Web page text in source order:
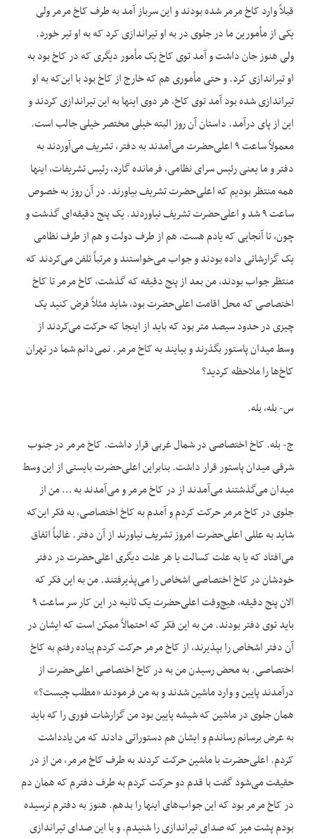
قبلاً وارد کاخ مرمر شده بودند و این سرباز آمد به طرف کاخ مرمر ولی
یکی از مأمورین ما در جلوی در به او تیراندازی کرد که به او تیر خورد.
ولی هنوز جان داشت و آمد توی کاخ یک مأمور دیگری که در کاخ بود به
او تیراندازی کرد. و حتی مأموری هم که خارج از کاخ بود با این‌که به او
تیراندازی شده بود آمد توی کاخ، هر دوی اینها به این تیراندازی کردند و
این از پای درآمد. داستان آن روز البته خیلی مختصر خیلی جالب است.
معمولاً ساعت ۹ اعلی‌حضرت می‌آمدند به دفتر، تشریف می‌آوردند به
دفتر و ما یعنی رئیس سرای نظامی، فرمانده گارد، رئیس تشریفات، اینها
همه منتظر بودیم که اعلی‌حضرت تشریف بیاورند. در آن روز به خصوص
ساعت ۹ شد و اعلی‌حضرت تشریف نیاوردند. یک پنج دقیقه‌ای گذشت و
چون، تا آنجایی که یادم هست، هم از طرف دولت و هم از طرف نظامی
یک گزارشاتی داده بودند و جواب می‌خواستند و مرتباً تلفن می‌کردند که
منتظر جواب بودند، من بعد از پنج دقیقه که گذشت، کاخ مرمر تا کاخ
اختصاصی که محل اقامت اعلی‌حضرت بود، شاید مثلاً فرض کنید یک
چیزی در حدود سیصد متر بود که باید از اینجا که حرکت می‌کردند از
وسط میدان پاستور بگذرند و بیایند به کاخ مرمر. نمی‌دانم شما در تهران
کاخ‌ها را ملاحظه کردید؟
س- بله، بله.
ج- بله. کاخ اختصاصی در شمال غربی قرار داشت. کاخ مرمر در جنوب
شرقی میدان پاستور قرار داشت. بنابراین اعلی‌حضرت بایستی از این وسط
میدان می‌گذشتند می‌آمدند از در کاخ مرمر و می‌آمدند به … من از
جلوی در کاخ مرمر حرکت کردم و آمدم به کاخ اختصاصی، به فکر این‌که
شاید به عللی اعلی‌حضرت امروز تشریف نیاورند از آن دفتر. غالباً اتفاق
می‌افتاد که یا به علت کسالت یا هر علت دیگری اعلی‌حضرت در دفتر
خودشان در کاخ اختصاصی اشخاص را می‌پذیرفتند. من به این فکر که
الان پنج دقیقه، هیچ‌وقت اعلی‌حضرت یک ثانیه در این کار سر ساعت ۹
باید توی دفتر بودند. من به این فکر که احتمالاً ممکن است که ایشان در
آن دفتر اشخاص را بپذیرند، از کاخ مرمر حرکت کردم پیاده رفتم به کاخ
اختصاصی. به محض رسیدن من به در کاخ اختصاصی اعلی‌حضرت از
درآمدند پایین و وارد ماشین شدند و به من فرمودند «مطلب چیست؟»
همان جلوی در ماشین که شیشه پایین بود من گزارشات فوری را که باید
به عرض برسانم رساندم و ایشان هم دستوراتی دادند که من یادداشت
کردم. اعلی‌حضرت با ماشین حرکت کردند به طرف کاخ مرمر، من از در
حقیقت می‌شود گفت با قدم دو حرکت کردم به طرف دفترم که همان دم
در کاخ مرمر بود که این جواب‌‌های اینها را بدهم. هنوز به دفترم نرسیده
بودم پشت میز که صدای تیراندازی را شنیدم. و با این صدای تیراندازی